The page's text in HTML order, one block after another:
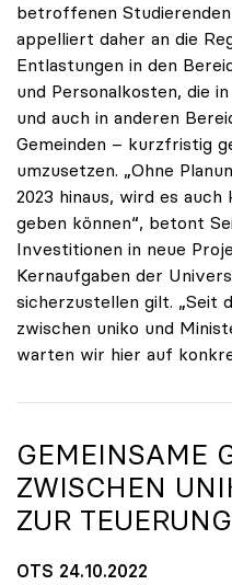
betroffenen Studierenden
appelliert daher an die
Entlastungen in den
und Personalkosten, die
und auch in anderen
Gemeinden – kurzfristig
umzusetzen. „Ohne
2023 hinaus, wird es auch
geben können“, betont
Investitionen in neue
Kernaufgaben der
sicherzustellen gilt. „Seit
zwischen uniko und
warten wir hier auf
GEMEINSAME
ZWISCHEN
ZUR TEUERUNG
OTS 24.10.2022